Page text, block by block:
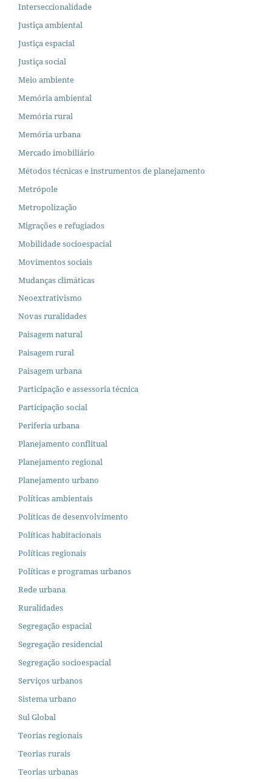
Interseccionalidade
Justiça ambiental
Justiça espacial
Justiça social
Meio ambiente
Memória ambiental
Memória rural
Memória urbana
Mercado imobiliário
Métodos técnicas e instrumentos de planejamento
Metrópole
Metropolização
Migrações e refugiados
Mobilidade socioespacial
Movimentos sociais
Mudanças climáticas
Neoextrativismo
Novas ruralidades
Paisagem natural
Paisagem rural
Paisagem urbana
Participação e assessoria técnica
Participação social
Periferia urbana
Planejamento conflitual
Planejamento regional
Planejamento urbano
Políticas ambientais
Políticas de desenvolvimento
Políticas habitacionais
Políticas regionais
Políticas e programas urbanos
Rede urbana
Ruralidades
Segregação espacial
Segregação residencial
Segregação socioespacial
Serviços urbanos
Sistema urbano
Sul Global
Teorias regionais
Teorias rurais
Teorias urbanas